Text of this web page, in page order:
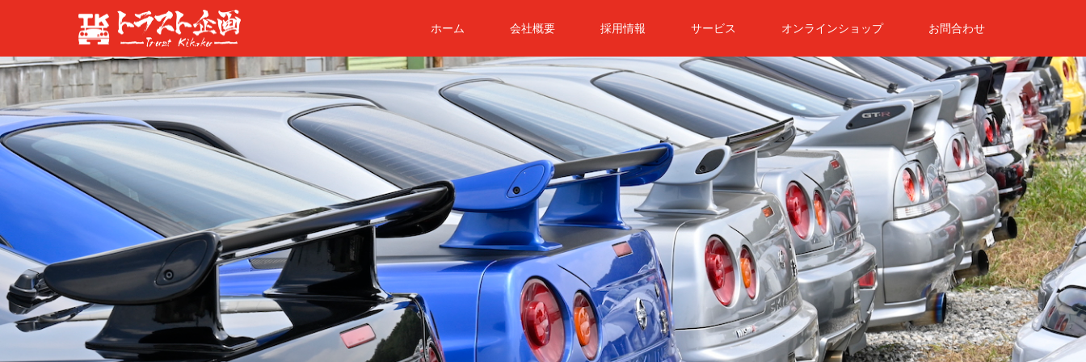
ホーム 会社概要 採用情報 サービス オンラインショップ お問合わせ